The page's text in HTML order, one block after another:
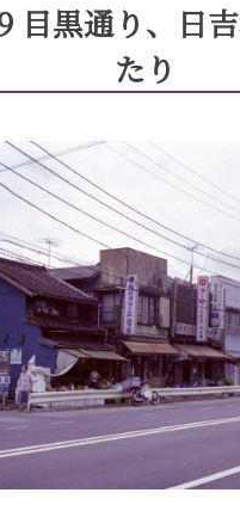
目黒通り、日
たり